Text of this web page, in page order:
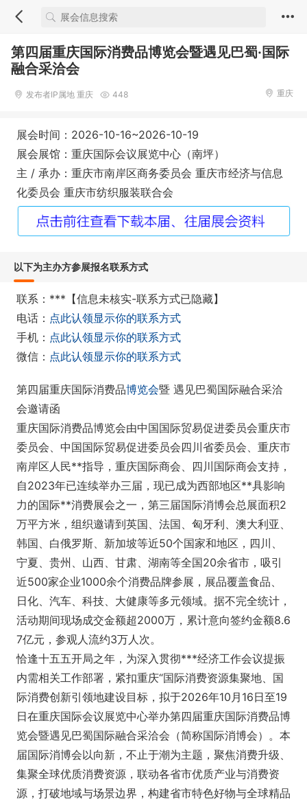
第四届重庆国际消费品博览会暨遇见巴蜀·国际
融合采洽会
发布者IP属地 重庆 448 重庆
展会时间：2026-10-16~2026-10-19
展会展馆：重庆国际会议展览中心（南坪）
主 / 承办：重庆市南岸区商务委员会 重庆市经济与信息
化委员会 重庆市纺织服装联合会
以下为主办方参展报名联系方式
联系：***【信息未核实-联系方式已隐藏】
电话： 点此认领显示你的联系方式
手机： 点此认领显示你的联系方式
微信： 点此认领显示你的联系方式
第四届重庆国际消费品博览会暨 遇见巴蜀国际融合采洽
会邀请函
重庆国际消费品博览会由中国国际贸易促进委员会重庆市
委员会、中国国际贸易促进委员会四川省委员会、重庆市
南岸区人民**指导，重庆国际商会、四川国际商会支持，
自2023年已连续举办三届，现已成为西部地区**具影响
力的国际**消费展会之一，第三届国际消博会总展面积2
万平方米，组织邀请到英国、法国、匈牙利、澳大利亚、
韩国、白俄罗斯、新加坡等近50个国家和地区，四川、
宁夏、贵州、山西、甘肃、湖南等全国20余省市，吸引
近500家企业1000余个消费品牌参展，展品覆盖食品、
日化、汽车、科技、大健康等多元领域。据不完全统计，
活动期间现场成交金额超2000万，累计意向签约金额8.6
7亿元，参观人流约3万人次。
恰逢十五五开局之年，为深入贯彻***经济工作会议提振
内需相关工作部署，紧扣重庆“国际消费资源集聚地、国
际消费创新引领地建设目标，拟于2026年10月16日至19
日在重庆国际会议展览中心举办第四届重庆国际消费品博
览会暨遇见巴蜀国际融合采洽会（简称国际消博会）。本
届国际消博会以向新，不止于潮为主题，聚焦消费升级、
集聚全球优质消费资源，联动各省市优质产业与消费资
源，打破地域与场景边界，构建省市特色好物与全球精品